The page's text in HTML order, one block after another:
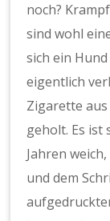
noch?
sind wohl
sich ein
eigentlich
Zigarette
geholt. Es ist
Jahren
und dem